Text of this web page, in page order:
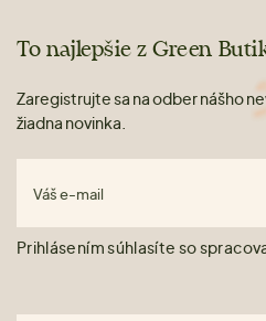
To najlepšie z Green
Zaregistrujte sa na odber nášho
žiadna novinka.
Váš e-mail
Prihlásením súhlasíte so